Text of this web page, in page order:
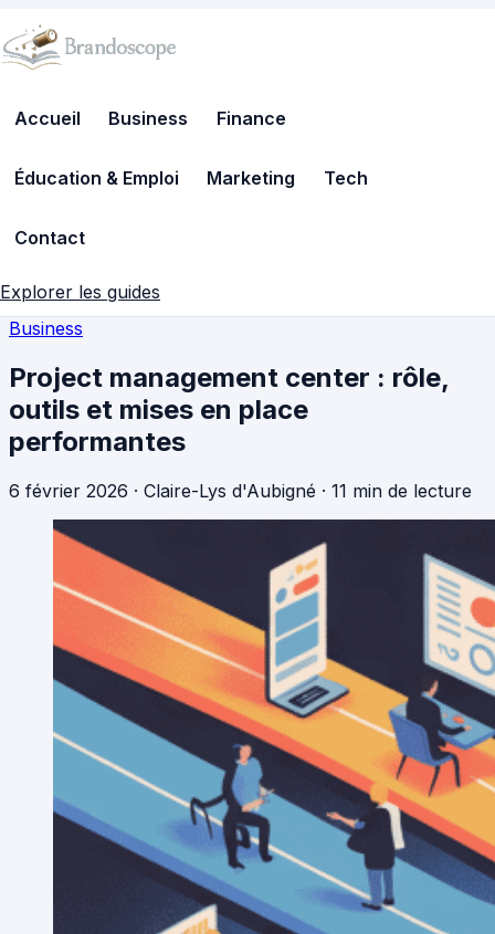
Accueil Business Finance
Éducation & Emploi Marketing Tech
Contact
Explorer les guides
Business
Project management center : rôle,
outils et mises en place
performantes
6 février 2026 · Claire-Lys d'Aubigné · 11 min de lecture